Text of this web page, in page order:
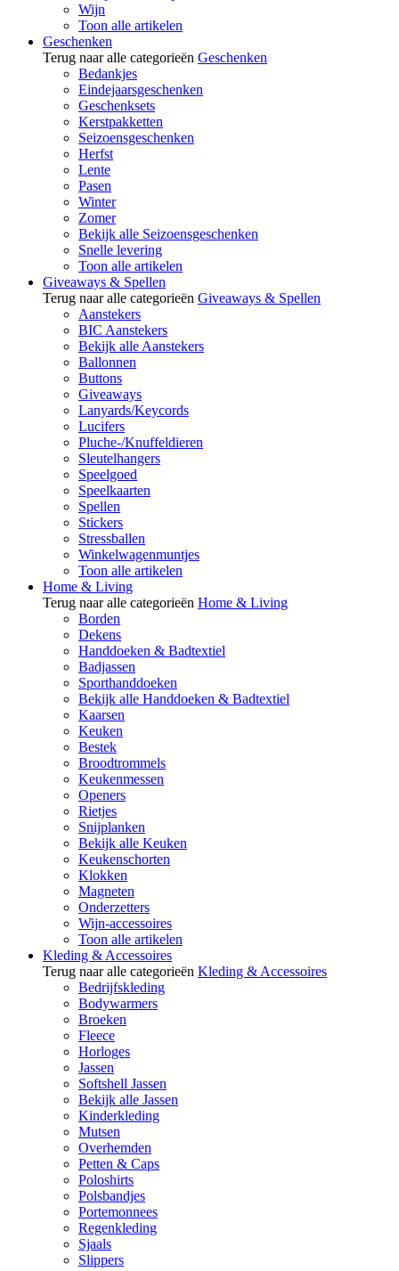
Wijn
Toon alle artikelen
Geschenken
Terug naar alle categorieën Geschenken
Bedankjes
Eindejaarsgeschenken
Geschenksets
Kerstpakketten
Seizoensgeschenken
Herfst
Lente
Pasen
Winter
Zomer
Bekijk alle Seizoensgeschenken
Snelle levering
Toon alle artikelen
Giveaways & Spellen
Terug naar alle categorieën Giveaways & Spellen
Aanstekers
BIC Aanstekers
Bekijk alle Aanstekers
Ballonnen
Buttons
Giveaways
Lanyards/Keycords
Lucifers
Pluche-/Knuffeldieren
Sleutelhangers
Speelgoed
Speelkaarten
Spellen
Stickers
Stressballen
Winkelwagenmuntjes
Toon alle artikelen
Home & Living
Terug naar alle categorieën Home & Living
Borden
Dekens
Handdoeken & Badtextiel
Badjassen
Sporthanddoeken
Bekijk alle Handdoeken & Badtextiel
Kaarsen
Keuken
Bestek
Broodtrommels
Keukenmessen
Openers
Rietjes
Snijplanken
Bekijk alle Keuken
Keukenschorten
Klokken
Magneten
Onderzetters
Wijn-accessoires
Toon alle artikelen
Kleding & Accessoires
Terug naar alle categorieën Kleding & Accessoires
Bedrijfskleding
Bodywarmers
Broeken
Fleece
Horloges
Jassen
Softshell Jassen
Bekijk alle Jassen
Kinderkleding
Mutsen
Overhemden
Petten & Caps
Poloshirts
Polsbandjes
Portemonnees
Regenkleding
Sjaals
Slippers